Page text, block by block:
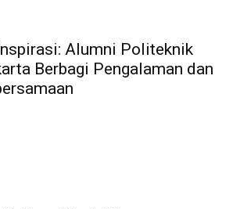
Alumni Politeknik
Berbagi Pengalaman dan